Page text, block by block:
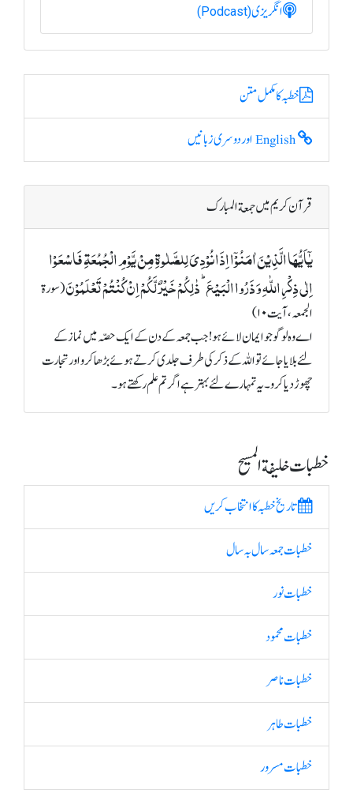
انگریزی(Podcast)
خطبہ کا مکمل متن
قرآن کریم میں جمعة المبارک
یٰۤاَیُّہَا الَّذِیۡنَ اٰمَنُوۡۤا اِذَا نُوۡدِیَ لِلصَّلٰوۃِ مِنۡ یَّوۡمِ الۡجُمُعَۃِ فَاسۡعَوۡا
اِلٰی ذِکۡرِ اللّٰہِ وَ ذَرُوا الۡبَیۡعَ ؕ ذٰلِکُمۡ خَیۡرٌ لَّکُمۡ اِنۡ کُنۡتُمۡ تَعۡلَمُوۡنَ(سورة
الجمعہ، آیت ۱۰)
اے وہ لوگو جو ایمان لائے ہو! جب جمعہ کے دن کے ایک حصّہ میں نماز کے
لئے بلایا جائے تو اللہ کے ذکر کی طرف جلدی کرتے ہوئے بڑھا کرو اور تجارت
چھوڑ دیا کرو۔ یہ تمہارے لئے بہتر ہے اگر تم علم رکھتے ہو۔
خطبات خلیفة المسیح
تاریخ خطبہ کا انتخاب کریں
خطبات جمعہ سال بہ سال
خطبات نور
خطبات محمود
خطبات ناصر
خطبات طاہر
خطبات مسرور